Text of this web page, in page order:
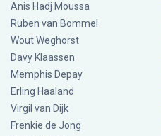
Anis Hadj Moussa
Ruben van Bommel
Wout Weghorst
Davy Klaassen
Memphis Depay
Erling Haaland
Virgil van Dijk
Frenkie de Jong